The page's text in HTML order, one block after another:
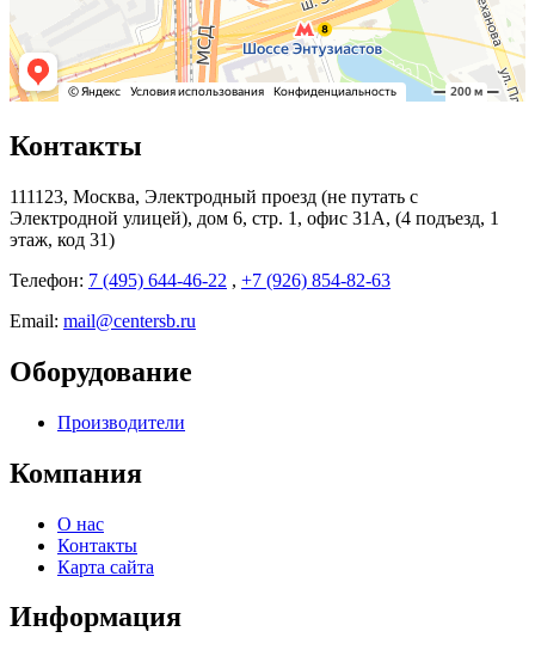
Контакты
111123, Москва, Электродный проезд (не путать с
Электродной улицей), дом 6, стр. 1, офис 31А, (4 подъезд, 1
этаж, код 31)
Телефон: 7 (495) 644-46-22 , +7 (926) 854-82-63
Email: mail@centersb.ru
Оборудование
Производители
Компания
О нас
Контакты
Карта сайта
Информация